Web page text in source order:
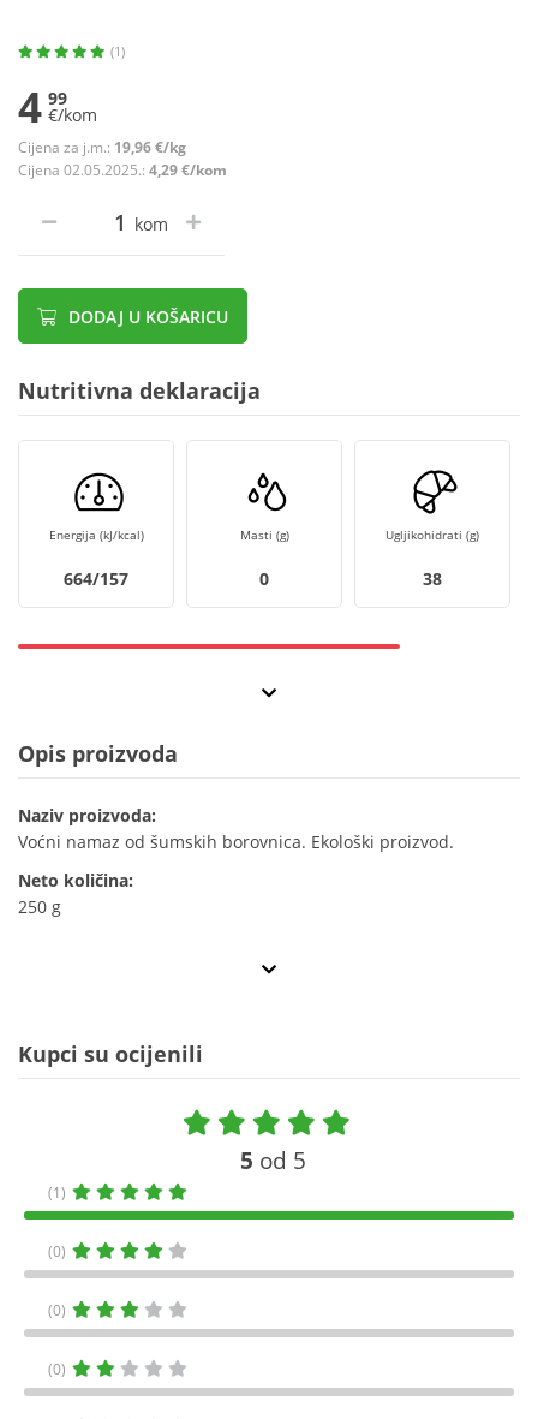
(1)
4 99
€/kom
Cijena za j.m.: 19,96 €/kg
Cijena 02.05.2025.: 4,29 €/kom
kom
DODAJ U KOŠARICU
Nutritivna deklaracija
Energija (kJ/kcal)
664/157
Masti (g)
0
Ugljikohidrati (g)
38
Opis proizvoda
Naziv proizvoda:
Voćni namaz od šumskih borovnica. Ekološki proizvod.
Neto količina:
250 g
Kupci su ocijenili
5 od 5
(1)
(0)
(0)
(0)